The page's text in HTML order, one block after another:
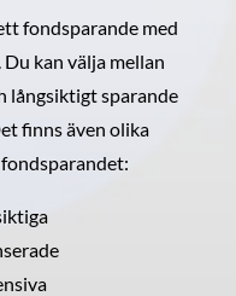
fondsparande med
Du kan välja mellan
långsiktigt sparande
finns även olika